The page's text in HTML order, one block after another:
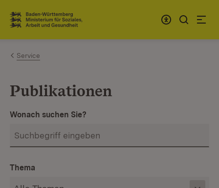
Zum Inhalt springen
Link zur Startseite
Service
Publikationen
Wonach suchen Sie?
Thema